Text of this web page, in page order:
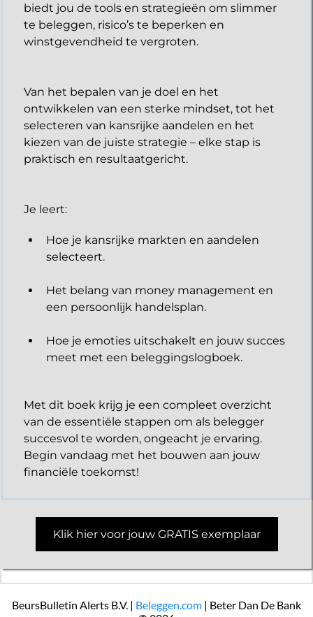
biedt jou de tools en strategieën om slimmer
te beleggen, risico’s te beperken en
winstgevendheid te vergroten.
Van het bepalen van je doel en het
ontwikkelen van een sterke mindset, tot het
selecteren van kansrijke aandelen en het
kiezen van de juiste strategie – elke stap is
praktisch en resultaatgericht.
​Je leert:
Hoe je kansrijke markten en aandelen
selecteert.
Het belang van money management en
een persoonlijk handelsplan.
Hoe je emoties uitschakelt en jouw succes
meet met een beleggingslogboek.
Met dit boek krijg je een compleet overzicht
van de essentiële stappen om als belegger
succesvol te worden, ongeacht je ervaring.
Begin vandaag met het bouwen aan jouw
financiële toekomst!
Klik hier voor jouw GRATIS exemplaar
BeursBulletin Alerts B.V. | Beleggen.com | Beter Dan De Bank